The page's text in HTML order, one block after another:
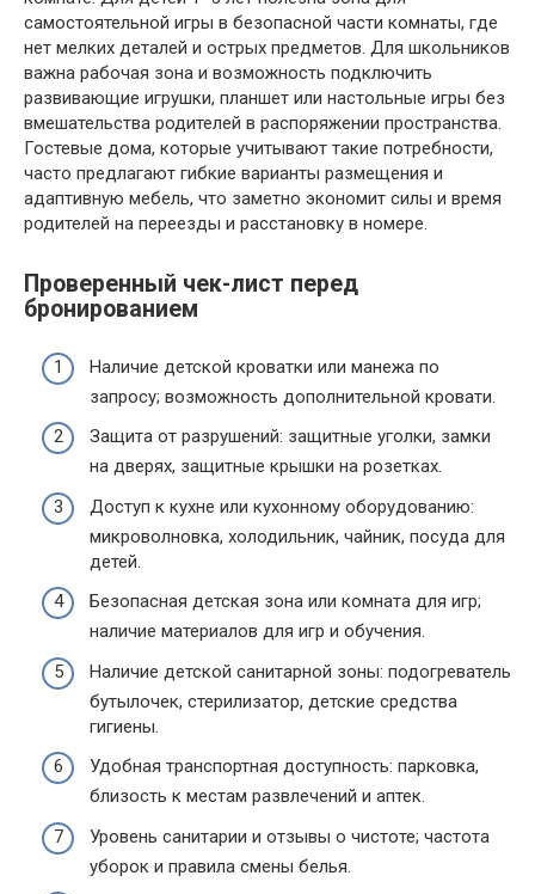
самостоятельной игры в безопасной части комнаты, где
нет мелких деталей и острых предметов. Для школьников
важна рабочая зона и возможность подключить
развивающие игрушки, планшет или настольные игры без
вмешательства родителей в распоряжении пространства.
Гостевые дома, которые учитывают такие потребности,
часто предлагают гибкие варианты размещения и
адаптивную мебель, что заметно экономит силы и время
родителей на переезды и расстановку в номере.
Проверенный чек-лист перед
бронированием
Наличие детской кроватки или манежа по
запросу; возможность дополнительной кровати.
Защита от разрушений: защитные уголки, замки
на дверях, защитные крышки на розетках.
Доступ к кухне или кухонному оборудованию:
микроволновка, холодильник, чайник, посуда для
детей.
Безопасная детская зона или комната для игр;
наличие материалов для игр и обучения.
Наличие детской санитарной зоны: подогреватель
бутылочек, стерилизатор, детские средства
гигиены.
Удобная транспортная доступность: парковка,
близость к местам развлечений и аптек.
Уровень санитарии и отзывы о чистоте; частота
уборок и правила смены белья.